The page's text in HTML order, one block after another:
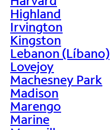
Highland
Irvington
Kingston
Lebanon (Líbano)
Lovejoy
Machesney Park
Madison
Marengo
Marine